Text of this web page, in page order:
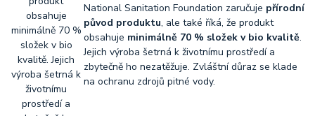
National Sanitation Foundation zaručuje přírodní
původ produktu, ale také říká, že produkt
obsahuje minimálně 70 % složek v bio kvalitě.
Jejich výroba šetrná k životnímu prostředí a
zbytečně ho nezatěžuje. Zvláštní důraz se klade
na ochranu zdrojů pitné vody.